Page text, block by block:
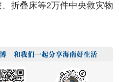
折叠床等2万件中央救灾物